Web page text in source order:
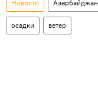
Новости Азербайджан
осадки ветер